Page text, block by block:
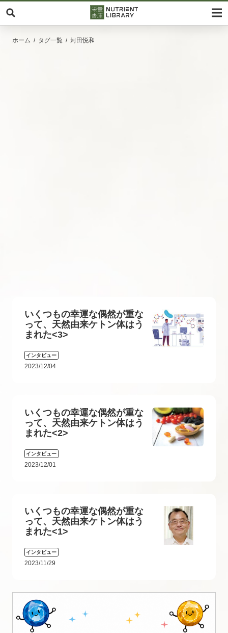
ホーム タグ一覧 河田悦和
いくつもの幸運な偶然が重な
って、天然由来ケトン体はう
まれた<3>
インタビュー
2023/12/04
いくつもの幸運な偶然が重な
って、天然由来ケトン体はう
まれた<2>
インタビュー
2023/12/01
いくつもの幸運な偶然が重な
って、天然由来ケトン体はう
まれた<1>
インタビュー
2023/11/29